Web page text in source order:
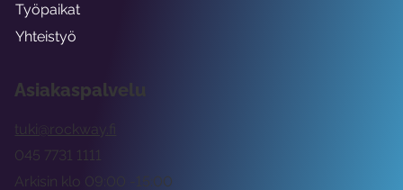
Asiakaspalvelu
tuki@rockway.fi
Arkisin klo 09:00 -15:00
045 7731 1111
Työpaikat
Yhteistyö